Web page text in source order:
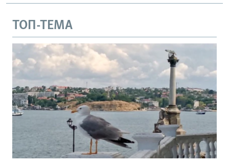
ТОП-ТЕМА